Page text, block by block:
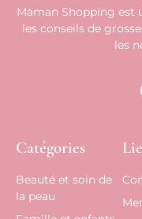
Maman Shopping est
les conseils de
les
Catégories
Beauté et soin de
la peau